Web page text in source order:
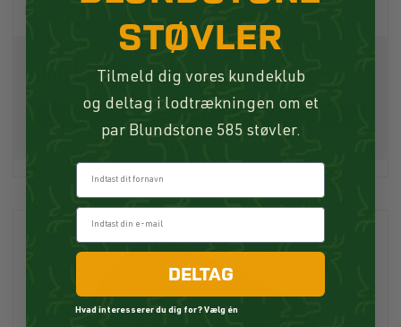
300,00 DKK
STØVLER
Tilmeld dig vores kundeklub
og deltag i lodtrækningen om et
par Blundstone 585 støvler.
Fornavn
DELTAG
Hvad interesserer du dig for? Vælg én